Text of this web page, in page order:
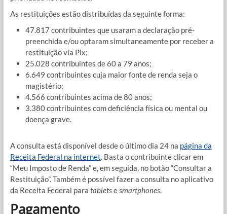
As restituições estão distribuídas da seguinte forma:
47.817 contribuintes que usaram a declaração pré-
preenchida e/ou optaram simultaneamente por receber a
restituição via Pix;
25.028 contribuintes de 60 a 79 anos;
6.649 contribuintes cuja maior fonte de renda seja o
magistério;
4.566 contribuintes acima de 80 anos;
3.380 contribuintes com deficiência física ou mental ou
doença grave.
A consulta está disponível desde o último dia 24 na página da
Receita Federal na internet. Basta o contribuinte clicar em
“Meu Imposto de Renda” e, em seguida, no botão “Consultar a
Restituição”. Também é possível fazer a consulta no aplicativo
da Receita Federal para tabletsesmartphones.
Pagamento